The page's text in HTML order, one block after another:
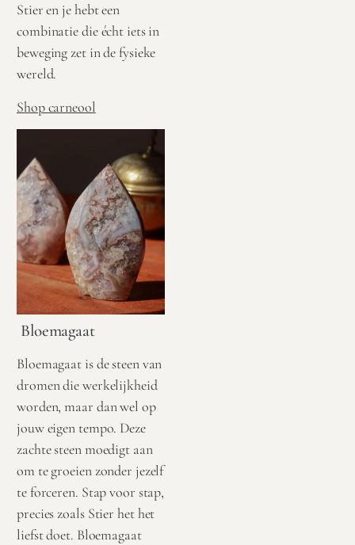
Stier en je hebt een
combinatie die écht iets in
beweging zet in de fysieke
wereld.
Shop carneool
Bloemagaat
Bloemagaat is de steen van
dromen die werkelijkheid
worden, maar dan wel op
jouw eigen tempo. Deze
zachte steen moedigt aan
om te groeien zonder jezelf
te forceren. Stap voor stap,
precies zoals Stier het het
liefst doet. Bloemagaat